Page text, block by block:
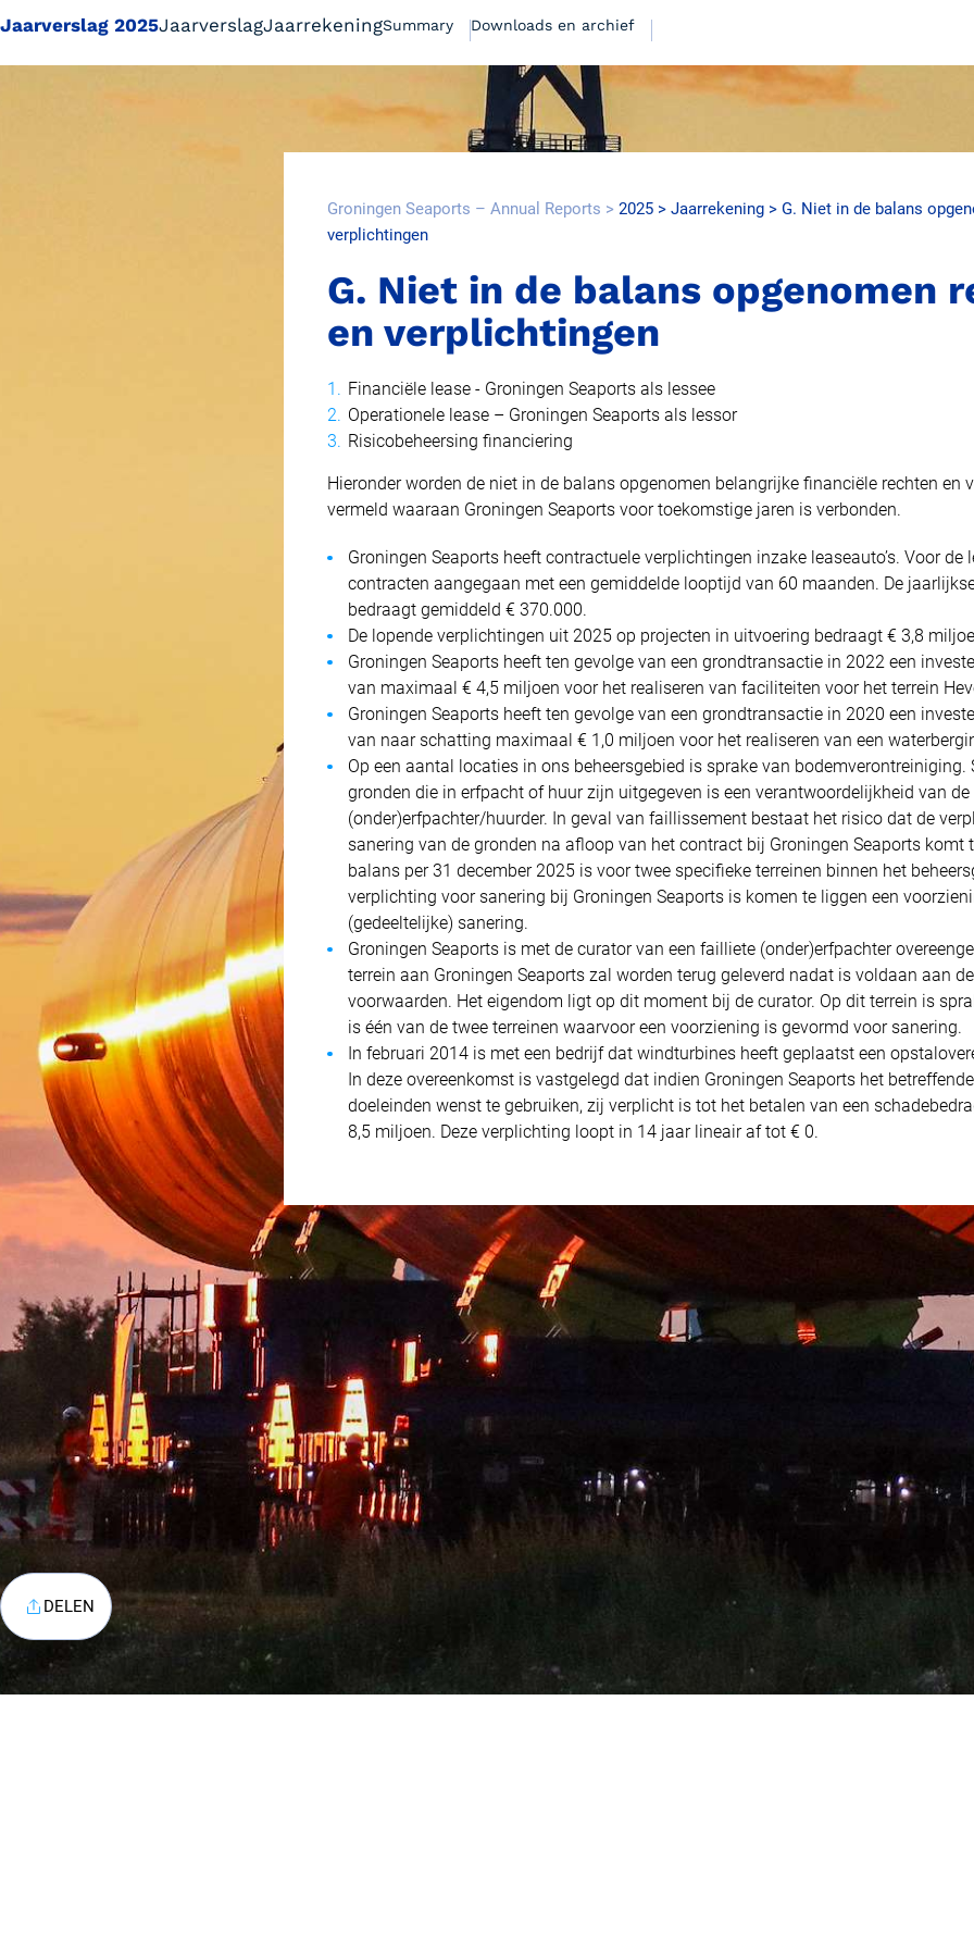
Jaarverslag 2025JaarverslagJaarrekeningSummary Downloads en archief
Groningen Seaports – Annual Reports 2025 Jaarrekening
G. Niet in de balans
verplichtingen
G. Niet in de balans opgenomen
en verplichtingen
Financiële lease - Groningen Seaports als lessee
Operationele lease – Groningen Seaports als lessor
Risicobeheersing financiering
Hieronder worden de niet in de balans opgenomen belangrijke financiële rechten en
vermeld waaraan Groningen Seaports voor toekomstige jaren is verbonden.
Groningen Seaports heeft contractuele verplichtingen inzake leaseauto’s. Voor de
contracten aangegaan met een gemiddelde looptijd van 60 maanden. De
bedraagt gemiddeld € 370.000.
De lopende verplichtingen uit 2025 op projecten in uitvoering bedraagt € 3,8
Groningen Seaports heeft ten gevolge van een grondtransactie in 2022 een
van maximaal € 4,5 miljoen voor het realiseren van faciliteiten voor het terrein
Groningen Seaports heeft ten gevolge van een grondtransactie in 2020 een
van naar schatting maximaal € 1,0 miljoen voor het realiseren van een
Op een aantal locaties in ons beheersgebied is sprake van bodemverontreiniging.
gronden die in erfpacht of huur zijn uitgegeven is een verantwoordelijkheid van de
(onder)erfpachter/huurder. In geval van faillissement bestaat het risico dat de
sanering van de gronden na afloop van het contract bij Groningen Seaports komt
balans per 31 december 2025 is voor twee specifieke terreinen binnen het
verplichting voor sanering bij Groningen Seaports is komen te liggen een
(gedeeltelijke) sanering.
Groningen Seaports is met de curator van een failliete (onder)erfpachter
terrein aan Groningen Seaports zal worden terug geleverd nadat is voldaan aan
voorwaarden. Het eigendom ligt op dit moment bij de curator. Op dit terrein is
is één van de twee terreinen waarvoor een voorziening is gevormd voor sanering.
In februari 2014 is met een bedrijf dat windturbines heeft geplaatst een
In deze overeenkomst is vastgelegd dat indien Groningen Seaports het
doeleinden wenst te gebruiken, zij verplicht is tot het betalen van een
8,5 miljoen. Deze verplichting loopt in 14 jaar lineair af tot € 0.
DELEN
Jaarverslag 2025 Groningen Seaports N.V. | pdf
Jaarverslag 2024 Groningen Seaports N.V. | pdf 12.0MB
Jaarverslag 2023 Groningen Seaports N.V. | pdf 11.3MB